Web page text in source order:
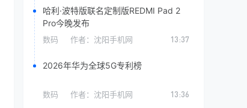
哈利·波特版联名定制版REDMI Pad 2
Pro今晚发布
数码 作者： 沈阳手机网 13:37
2026年华为全球5G专利榜
数码 作者： 沈阳手机网 13:36